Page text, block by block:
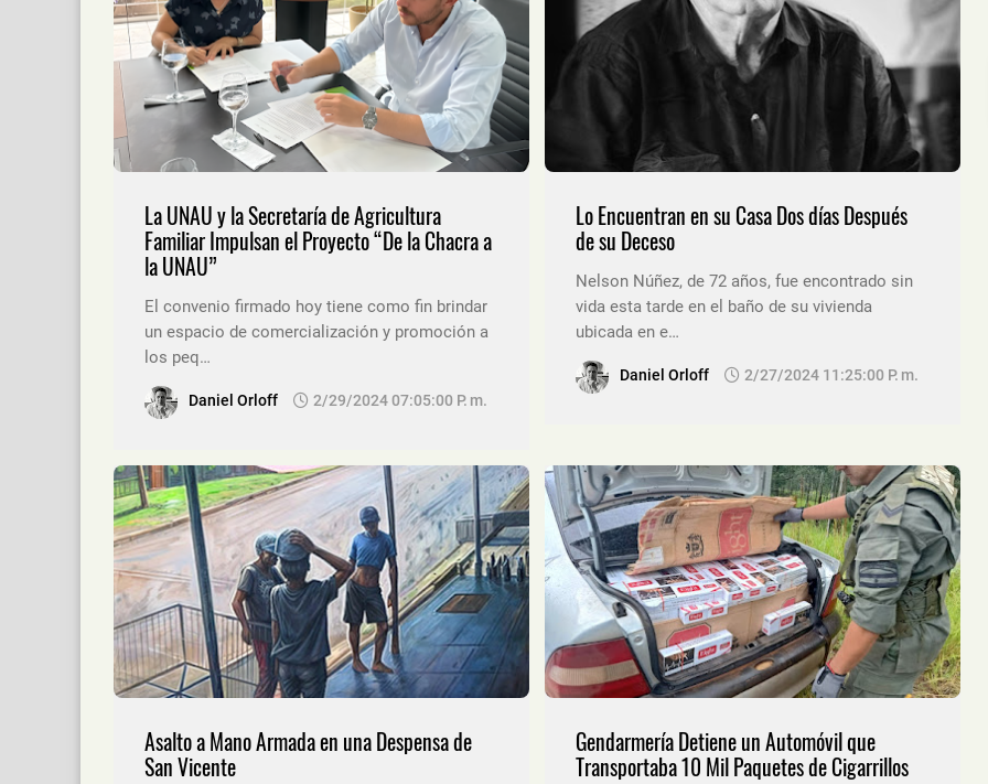
La UNAU y la Secretaría de Agricultura
Familiar Impulsan el Proyecto “De la Chacra a
la UNAU”
El convenio firmado hoy tiene como fin brindar
un espacio de comercialización y promoción a
los peq…
Daniel Orloff 2/29/2024 07:05:00 P. M.
Lo Encuentran en su Casa Dos días Después
de su Deceso
Nelson Núñez, de 72 años, fue encontrado sin
vida esta tarde en el baño de su vivienda
ubicada en e…
Daniel Orloff 2/27/2024 11:25:00 P. M.
Asalto a Mano Armada en una Despensa de
San Vicente
Gendarmería Detiene un Automóvil que
Transportaba 10 Mil Paquetes de Cigarrillos